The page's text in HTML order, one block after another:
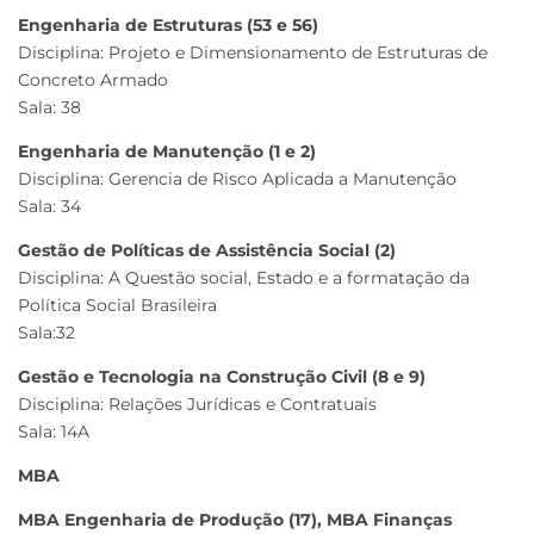
Engenharia de Estruturas (53 e 56)
Disciplina: Projeto e Dimensionamento de Estruturas de
Concreto Armado
Sala: 38
Engenharia de Manutenção (1 e 2)
Disciplina: Gerencia de Risco Aplicada a Manutenção
Sala: 34
Gestão de Políticas de Assistência Social (2)
Disciplina: A Questão social, Estado e a formatação da
Política Social Brasileira
Sala:32
Gestão e Tecnologia na Construção Civil (8 e 9)
Disciplina: Relações Jurídicas e Contratuais
Sala: 14A
MBA
MBA Engenharia de Produção (17), MBA Finanças